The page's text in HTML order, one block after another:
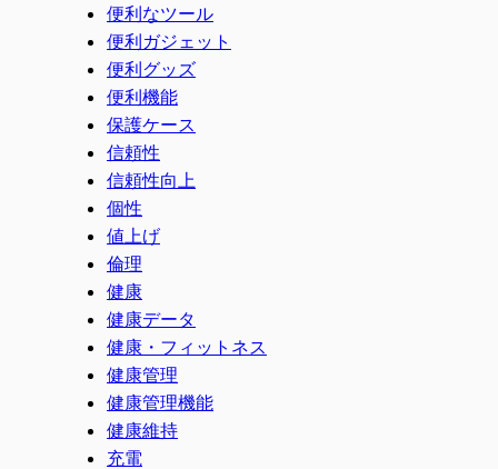
便利なツール
便利ガジェット
便利グッズ
便利機能
保護ケース
信頼性
信頼性向上
個性
値上げ
倫理
健康
健康データ
健康・フィットネス
健康管理
健康管理機能
健康維持
充電